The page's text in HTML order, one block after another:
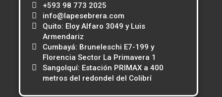
+593 98 773 2025
info@lapesebrera.com
Quito: Eloy Alfaro 3049 y Luis
Armendariz
Cumbayá: Bruneleschi E7-199 y
Florencia Sector La Primavera 1
Sangolquí: Estación PRIMAX a 400
metros del redondel del Colibrí